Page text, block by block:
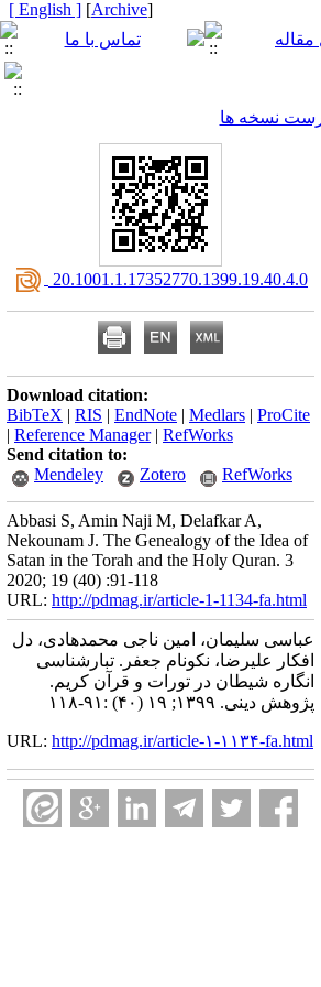
[
Archive
]
[ English ]
نسخه ها
‎ 20.1001.1.17352770.1399.19.40.4.0
Download citation:
BibTeX | RIS | EndNote | Medlars | ProCite
| Reference Manager| RefWorks
Send citation to:
Mendeley
Zotero RefWorks
Abbasi S, Amin Naji M, Delafkar A,
Nekounam J. The Genealogy of the Idea of
Satan in the Torah and the Holy Quran. 3
2020; 19 (40) :91-118
URL: http://pdmag.ir/article-1-1134-fa.html
عباسی سلیمان، امین ناجی محمدهادی، دل
افکار علیرضا، نکونام جعفر. تبارشناسی
انگاره شیطان در تورات و قرآن کریم.
پژوهش دینی. ۱۳۹۹; ۱۹ (۴۰) :۹۱-۱۱۸
URL: http://pdmag.ir/article-۱-۱۱۳۴-fa.html